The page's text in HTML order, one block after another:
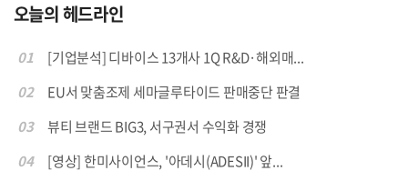
오늘의 헤드라인
01
[기업분석] 디바이스 13개사 1Q R&D·해외매...
02
EU서 맞춤조제 세마글루타이드 판매중단 판결
03
뷰티 브랜드 BIG3, 서구권서 수익화 경쟁
04
[영상] 한미사이언스, '아데시(ADESII)' 앞...